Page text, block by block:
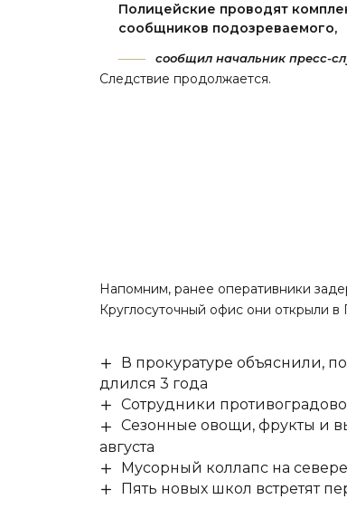
Полицейские проводят
сообщников подозреваемого,
сообщил начальник пресс-
Следствие продолжается.
Напомним, ранее оперативники
Круглосуточный офис они открыли в
В прокуратуре объяснили,
длился 3 года
Сотрудники
Сезонные овощи, фрукты и
августа
Мусорный коллапс на
Пять новых школ встретят